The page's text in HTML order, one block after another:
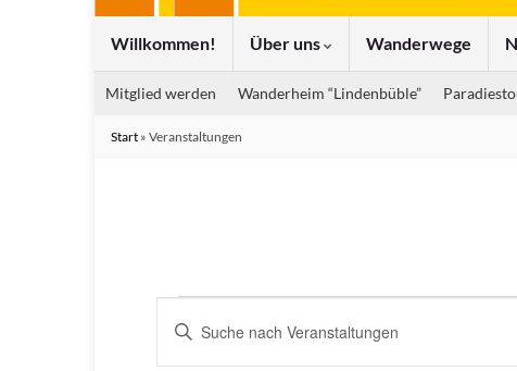
Willkommen! Über uns Wanderwege
Mitglied werden Wanderheim “Lindenbüble”
Start » Veranstaltungen
Veranstaltungen für
Veranstaltungen
Suche
Bitte